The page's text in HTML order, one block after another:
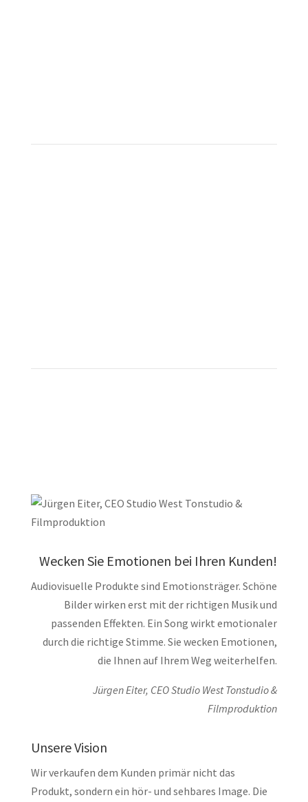
Wecken Sie Emotionen bei Ihren Kunden!
Audiovisuelle Produkte sind Emotionsträger. Schöne
Bilder wirken erst mit der richtigen Musik und
passenden Effekten. Ein Song wirkt emotionaler
durch die richtige Stimme. Sie wecken Emotionen,
die Ihnen auf Ihrem Weg weiterhelfen.
Jürgen Eiter, CEO Studio West Tonstudio &
Filmproduktion
Unsere Vision
Wir verkaufen dem Kunden primär nicht das
Produkt, sondern ein hör- und sehbares Image. Die